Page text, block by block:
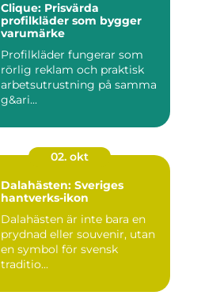
Clique: Prisvärda
profilkläder som bygger
varumärke
Profilkläder fungerar som
rörlig reklam och praktisk
arbetsutrustning på samma
g&ari...
02. okt
Dalahästen: Sveriges
hantverks-ikon
Dalahästen är inte bara en
prydnad eller souvenir, utan
en symbol för svensk
traditio...